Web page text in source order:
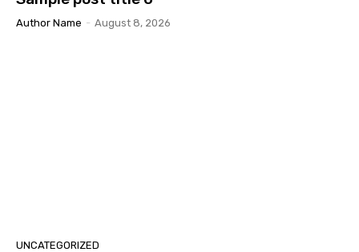
Author Name - August 8, 2026
UNCATEGORIZED